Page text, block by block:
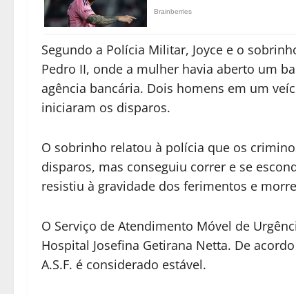
Segundo a Polícia Militar, Joyce e o
Pedro II, onde a mulher havia aberto um
agência bancária. Dois homens em um
iniciaram os disparos.
O sobrinho relatou à polícia que os
disparos, mas conseguiu correr e se
resistiu à gravidade dos ferimentos e
O Serviço de Atendimento Móvel de
Hospital Josefina Getirana Netta. De
A.S.F. é considerado estável.